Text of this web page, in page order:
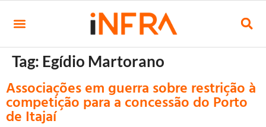
Tag: Egídio Martorano
Associações em guerra sobre restrição à
competição para a concessão do Porto
de Itajaí